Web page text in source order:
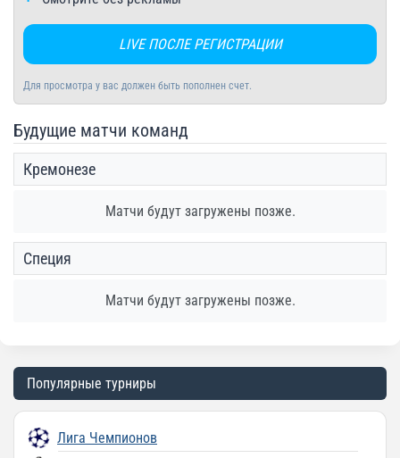
LIVE ПОСЛЕ РЕГИСТРАЦИИ
Для просмотра у вас должен быть пополнен счет.
Будущие матчи команд
Кремонезе
Матчи будут загружены позже.
Специя
Матчи будут загружены позже.
Популярные турниры
Лига Чемпионов